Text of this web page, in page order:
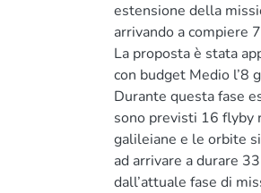
estensione della
arrivando a compiere
La proposta è stata
con budget Medio l’8
Durante questa fase
sono previsti 16 flyby
galileiane e le orbite
ad arrivare a durare
dall’attuale fase di